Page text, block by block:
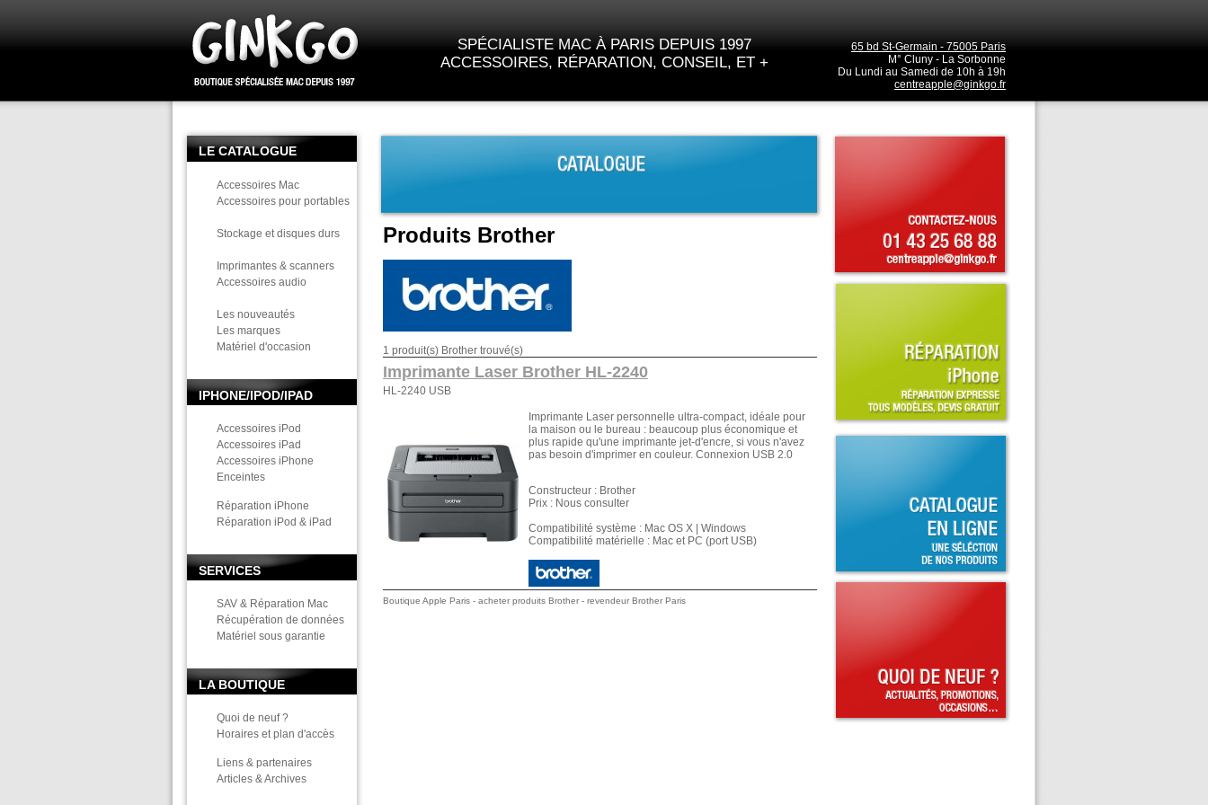
65 bd St-Germain - 75005 Paris
M° Cluny - La Sorbonne
Du Lundi au Samedi de 10h à 19h
centreapple@ginkgo.fr
SPÉCIALISTE MAC À PARIS DEPUIS 1997
ACCESSOIRES, RÉPARATION, CONSEIL, ET +
LE CATALOGUE
Accessoires Mac
Accessoires pour portables
Stockage et disques durs
Imprimantes & scanners
Accessoires audio
Les nouveautés
Les marques
Matériel d'occasion
IPHONE/IPOD/IPAD
Accessoires iPod
Accessoires iPad
Accessoires iPhone
Enceintes
Réparation iPhone
Réparation iPod & iPad
SERVICES
SAV & Réparation Mac
Récupération de données
Matériel sous garantie
LA BOUTIQUE
Quoi de neuf ?
Horaires et plan d'accès
Liens & partenaires
Articles & Archives
Produits Brother
1 produit(s) Brother trouvé(s)
Imprimante Laser Brother HL-2240
HL-2240 USB
Imprimante Laser personnelle ultra-compact, idéale pour
la maison ou le bureau : beaucoup plus économique et
plus rapide qu'une imprimante jet-d'encre, si vous n'avez
pas besoin d'imprimer en couleur. Connexion USB 2.0
Constructeur : Brother
Prix : Nous consulter
Compatibilité système : Mac OS X | Windows
Compatibilité matérielle : Mac et PC (port USB)
Boutique Apple Paris - acheter produits Brother - revendeur Brother Paris